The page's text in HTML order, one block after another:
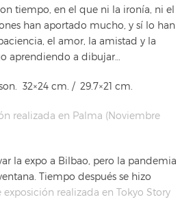
tiempo, en el que ni la ironía, ni el
han aportado mucho, y sí lo han
el amor, la amistad y la
aprendiendo a dibujar…
32×24 cm. / 29.7×21 cm.
realizada en Palma (Noviembre
la expo a Bilbao, pero la pandemia
Tiempo después se hizo
exposición realizada en Tokyo Story